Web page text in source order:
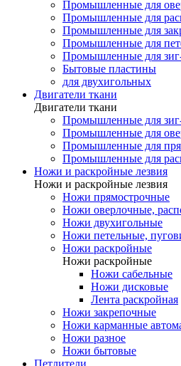
Промышленные для
Промышленные для
Промышленные для
Промышленные для
Промышленные для зиг-
Бытовые пластины
для двухигольных
Двигатели ткани
Двигатели ткани
Промышленные для зиг-
Промышленные для
Промышленные для
Промышленные для
Ножи и раскройные лезвия
Ножи и раскройные лезвия
Ножи прямострочные
Ножи оверлочные,
Ножи двухигольные
Ножи петельные,
Ножи раскройные
Ножи раскройные
Ножи сабельные
Ножи дисковые
Лента раскройная
Ножи закрепочные
Ножи карманные
Ножи разное
Ножи бытовые
Петлители